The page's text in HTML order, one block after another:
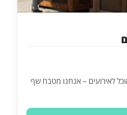
לאירועים – אנחנו מטבח שף